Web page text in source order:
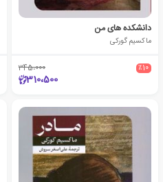
دانشکده های من
ماکسیم گورکی
٪10 345،000
310،500